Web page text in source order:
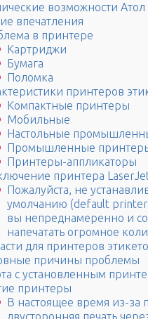
возможности Атол
впечатления
в принтере
Картриджи
Бумага
Поломка
принтеров
Компактные принтеры
Мобильные
Настольные
Промышленные принтеры
Принтеры-аппликаторы
принтера
Пожалуйста, не
умолчанию (default
вы непреднамеренно и
напечатать огромное
для принтеров
причины проблемы
с установленным
принтеры
В настоящее время из-за
двусторонняя печать